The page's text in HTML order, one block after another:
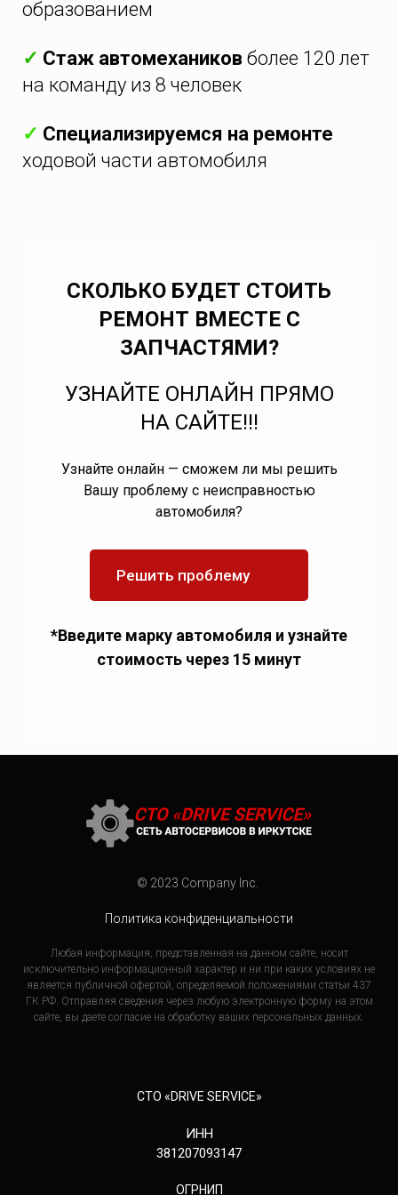
образованием
✓ Стаж автомехаников более 120 лет
на команду из 8 человек
✓ Специализируемся на ремонте
ходовой части автомобиля
СКОЛЬКО БУДЕТ СТОИТЬ
РЕМОНТ ВМЕСТЕ С
ЗАПЧАСТЯМИ?
УЗНАЙТЕ ОНЛАЙН ПРЯМО
НА САЙТЕ!!!
Узнайте онлайн — сможем ли мы решить
Вашу проблему с неисправностью
автомобиля?
Решить проблему
*Введите марку автомобиля и узнайте
стоимость через 15 минут
© 2023 Company Inc.
Политика конфиденциальности
Любая информация, представленная на данном сайте, носит
исключительно информационный характер и ни при каких условиях не
является публичной офертой, определяемой положениями статьи 437
ГК РФ. Отправляя сведения через любую электронную форму на этом
сайте, вы даете согласие на обработку ваших персональных данных.
СТО «DRIVE SERVICE»
ИНН
381207093147
ОГРНИП